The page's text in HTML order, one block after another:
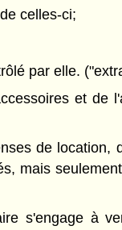
celles-ci;
par elle.
et de
de location,
mais
s'engage à